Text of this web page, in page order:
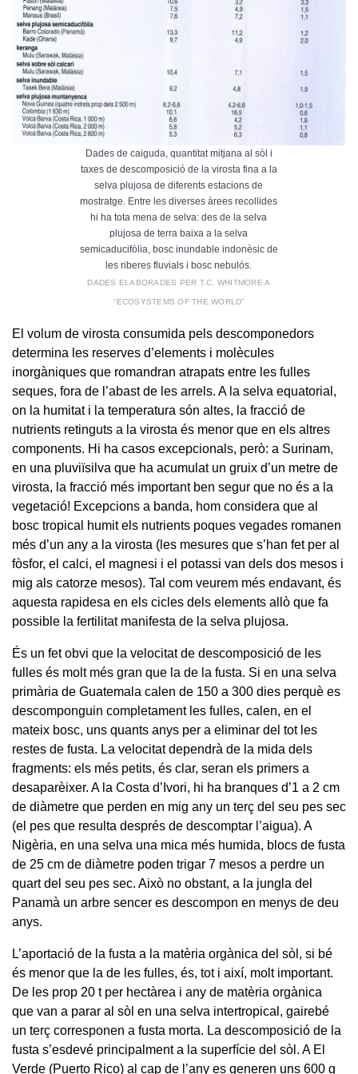
Dades de caiguda, quantitat mitjana al sòl i
taxes de descomposició de la virosta fina a la
selva plujosa de diferents estacions de
mostratge. Entre les diverses àrees recollides
hi ha tota mena de selva: des de la selva
plujosa de terra baixa a la selva
semicaducifòlia, bosc inundable indonèsic de
les riberes fluvials i bosc nebulós.
DADES ELABORADES PER T.C. WHITMORE A
“ECOSYSTEMS OF THE WORLD”
El volum de virosta consumida pels descomponedors
determina les reserves d’elements i molècules
inorgàniques que romandran atrapats entre les fulles
seques, fora de l’abast de les arrels. A la selva equatorial,
on la humitat i la temperatura són altes, la fracció de
nutrients retinguts a la virosta és menor que en els altres
components. Hi ha casos excepcionals, però: a Surinam,
en una pluviïsilva que ha acumulat un gruix d’un metre de
virosta, la fracció més important ben segur que no és a la
vegetació! Excepcions a banda, hom considera que al
bosc tropical humit els nutrients poques vegades romanen
més d’un any a la virosta (les mesures que s’han fet per al
fòsfor, el calci, el magnesi i el potassi van dels dos mesos i
mig als catorze mesos). Tal com veurem més endavant, és
aquesta rapidesa en els cicles dels elements allò que fa
possible la fertilitat manifesta de la selva plujosa.
És un fet obvi que la velocitat de descomposició de les
fulles és molt més gran que la de la fusta. Si en una selva
primària de Guatemala calen de 150 a 300 dies perquè es
descomponguin completament les fulles, calen, en el
mateix bosc, uns quants anys per a eliminar del tot les
restes de fusta. La velocitat dependrà de la mida dels
fragments: els més petits, és clar, seran els primers a
desaparèixer. A la Costa d’Ivori, hi ha branques d’1 a 2 cm
de diàmetre que perden en mig any un terç del seu pes sec
(el pes que resulta després de descomptar l’aigua). A
Nigèria, en una selva una mica més humida, blocs de fusta
de 25 cm de diàmetre poden trigar 7 mesos a perdre un
quart del seu pes sec. Això no obstant, a la jungla del
Panamà un arbre sencer es descompon en menys de deu
anys.
L’aportació de la fusta a la matèria orgànica del sòl, si bé
és menor que la de les fulles, és, tot i així, molt important.
De les prop 20 t per hectàrea i any de matèria orgànica
que van a parar al sòl en una selva intertropical, gairebé
un terç corresponen a fusta morta. La descomposició de la
fusta s’esdevé principalment a la superfície del sòl. A El
Verde (Puerto Rico) al cap de l’any es generen uns 600 g